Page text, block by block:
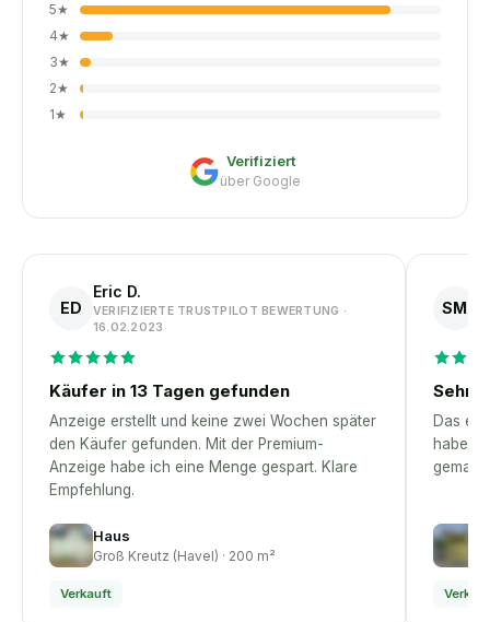
5★
4★
3★
2★
1★
Verifiziert
über Google
ED
Eric D.
VERIFIZIERTE TRUSTPILOT BEWERTUNG ·
16.02.2023
Käufer in 13 Tagen gefunden
Anzeige erstellt und keine zwei Wochen später
den Käufer gefunden. Mit der Premium-
Anzeige habe ich eine Menge gespart. Klare
Empfehlung.
Haus
Groß Kreutz (Havel) · 200 m²
Verkauft
SM
Sehr
Das
habe –